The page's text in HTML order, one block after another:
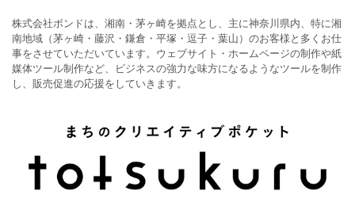
株式会社ボンドは、湘南・茅ヶ崎を拠点とし、主に神奈川県内、特に湘
南地域（茅ヶ崎・藤沢・鎌倉・平塚・逗子・葉山）のお客様と多くお仕
事をさせていただいています。ウェブサイト・ホームページの制作や紙
媒体ツール制作など、ビジネスの強力な味方になるようなツールを制作
し、販売促進の応援をしていきます。